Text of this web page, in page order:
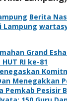
Berita
Lampung
Grand
RI ke-81
Menegakkan
Pemkab Pesisir